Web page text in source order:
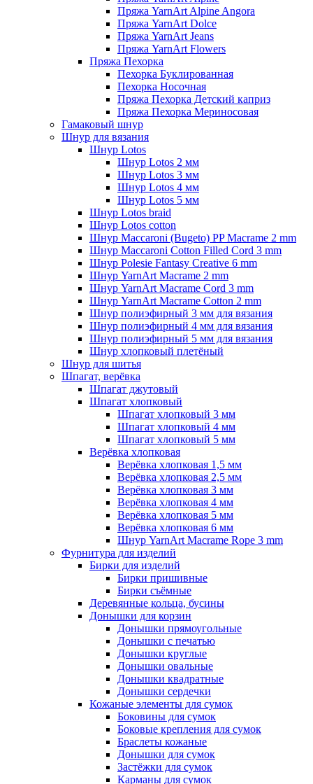
Пряжа YarnArt Alpine Angora
Пряжа YarnArt Dolce
Пряжа YarnArt Jeans
Пряжа YarnArt Flowers
Пряжа Пехорка
Пехорка Буклированная
Пехорка Носочная
Пряжа Пехорка Детский каприз
Пряжа Пехорка Мериносовая
Гамаковый шнур
Шнур для вязания
Шнур Lotos
Шнур Lotos 2 мм
Шнур Lotos 3 мм
Шнур Lotos 4 мм
Шнур Lotos 5 мм
Шнур Lotos braid
Шнур Lotos cotton
Шнур Maccaroni (Bugeto) PP Macrame 2 mm
Шнур Maccaroni Cotton Filled Cord 3 mm
Шнур Polesie Fantasy Creative 6 mm
Шнур YarnArt Macrame 2 mm
Шнур YarnArt Macrame Cord 3 mm
Шнур YarnArt Macrame Cotton 2 mm
Шнур полиэфирный 3 мм для вязания
Шнур полиэфирный 4 мм для вязания
Шнур полиэфирный 5 мм для вязания
Шнур хлопковый плетёный
Шнур для шитья
Шпагат, верёвка
Шпагат джутовый
Шпагат хлопковый
Шпагат хлопковый 3 мм
Шпагат хлопковый 4 мм
Шпагат хлопковый 5 мм
Верёвка хлопковая
Верёвка хлопковая 1,5 мм
Верёвка хлопковая 2,5 мм
Верёвка хлопковая 3 мм
Верёвка хлопковая 4 мм
Верёвка хлопковая 5 мм
Верёвка хлопковая 6 мм
Шнур YarnArt Macrame Rope 3 mm
Фурнитура для изделий
Бирки для изделий
Бирки пришивные
Бирки съёмные
Деревянные кольца, бусины
Донышки для корзин
Донышки прямоугольные
Донышки с печатью
Донышки круглые
Донышки овальные
Донышки квадратные
Донышки сердечки
Кожаные элементы для сумок
Боковины для сумок
Боковые крепления для сумок
Браслеты кожаные
Донышки для сумок
Застёжки для сумок
Карманы для сумок